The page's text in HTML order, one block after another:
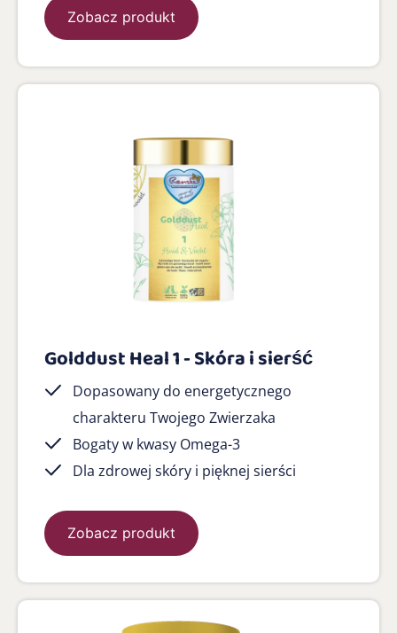
Zobacz produkt
Golddust Heal 1 - Skóra i sierść
Dopasowany do energetycznego
charakteru Twojego Zwierzaka
Bogaty w kwasy Omega-3
Dla zdrowej skóry i pięknej sierści
Zobacz produkt